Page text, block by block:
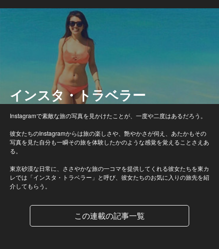
インスタ・トラベラー
Instagramで素敵な旅の写真を見かけたことが、一度や二度はあるだろう。
彼女たちのInstagramからは旅の楽しさや、艶やかさが伺え、あたかもその
写真を見た自分も一瞬その旅を体験したかのような感覚を覚えることさえあ
る。
東京砂漠な日常に、ささやかな旅の一コマを提供してくれる彼女たちを東カ
レでは「インスタ・トラベラー」と呼び、彼女たちのお気に入りの旅先を紹
介してもらう。
この連載の記事一覧